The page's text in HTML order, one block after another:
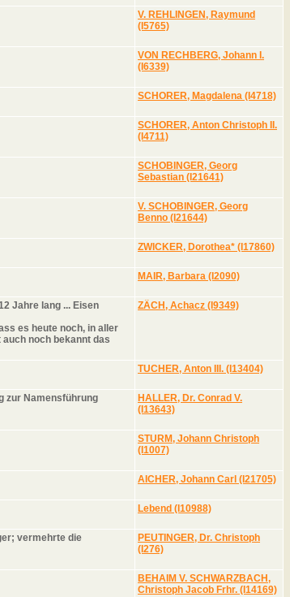
V. REHLINGEN, Raymund
(I5765)
VON RECHBERG, Johann I.
(I6339)
SCHORER, Magdalena (I4718)
SCHORER, Anton Christoph II.
(I4711)
SCHOBINGER, Georg
Sebastian (I21641)
V. SCHOBINGER, Georg
Benno (I21644)
ZWICKER, Dorothea* (I17860)
MAIR, Barbara (I2090)
Jahre lang ... Eisen
es heute noch, in aller
noch bekannt das
ZÄCH, Achacz (I9349)
TUCHER, Anton III. (I13404)
zur Namensführung
HALLER, Dr. Conrad V.
(I13643)
STURM, Johann Christoph
(I1007)
AICHER, Johann Carl (I21705)
Lebend (I10988)
vermehrte die
PEUTINGER, Dr. Christoph
(I276)
BEHAIM V. SCHWARZBACH,
Christoph Jacob Frhr. (I14169)